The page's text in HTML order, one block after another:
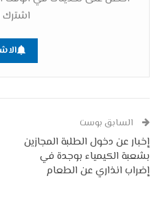
اشترك
السابق بوست
إخبار عن دخول الطلبة المجازين
بشعبة الكيمياء بوجدة في
إضراب انذاري عن الطعام